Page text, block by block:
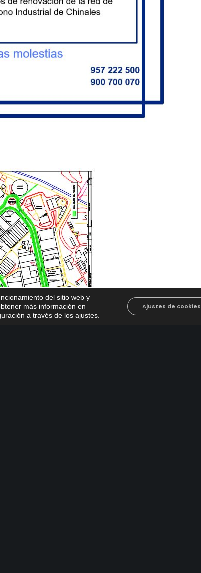
del sitio web y
más información en
a través de los ajustes
Ajustes de cookies